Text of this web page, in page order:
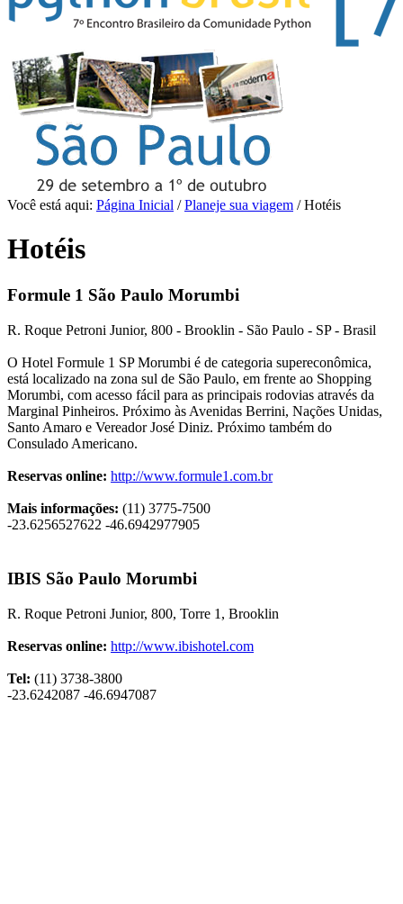
Você está aqui: Página Inicial /Planeje sua viagem /Hotéis
Hotéis
Formule 1 São Paulo Morumbi
R. Roque Petroni Junior, 800 - Brooklin - São Paulo - SP - Brasil
O Hotel Formule 1 SP Morumbi é de categoria supereconômica,
está localizado na zona sul de São Paulo, em frente ao Shopping
Morumbi, com acesso fácil para as principais rodovias através da
Marginal Pinheiros. Próximo às Avenidas Berrini, Nações Unidas,
Santo Amaro e Vereador José Diniz. Próximo também do
Consulado Americano.
Reservas online: http://www.formule1.com.br
Mais informações: (11) 3775-7500
-23.6256527622 -46.6942977905
IBIS São Paulo Morumbi
R. Roque Petroni Junior, 800, Torre 1, Brooklin
Reservas online: http://www.ibishotel.com
Tel: (11) 3738-3800
-23.6242087 -46.6947087